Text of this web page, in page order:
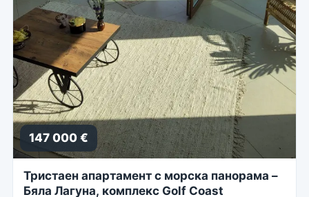
147 000 €
Тристаен апартамент с морска панорама –
Бяла Лагуна, комплекс Golf Coast